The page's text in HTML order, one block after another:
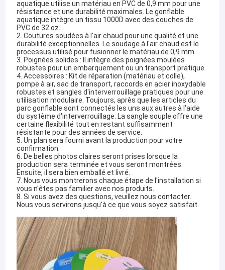
aquatique utilise un matériau en PVC de 0,9 mm pour une
résistance et une durabilité maximales. Le gonflable
aquatique intègre un tissu 1000D avec des couches de
PVC de 32 oz.
2. Coutures soudées à l'air chaud pour une qualité et une
durabilité exceptionnelles. Le soudage à l'air chaud est le
processus utilisé pour fusionner le matériau de 0,9 mm.
3. Poignées solides : Il intègre des poignées moulées
robustes pour un embarquement ou un transport pratique.
4. Accessoires : Kit de réparation (matériau et colle),
pompe à air, sac de transport, raccords en acier inoxydable
robustes et sangles d'interverrouillage pratiques pour une
utilisation modulaire. Toujours, après que les articles du
parc gonflable sont connectés les uns aux autres à l'aide
du système d'interverrouillage. La sangle souple offre une
certaine flexibilité tout en restant suffisamment
résistante pour des années de service.
5. Un plan sera fourni avant la production pour votre
confirmation.
6. De belles photos claires seront prises lorsque la
production sera terminée et vous seront montrées.
Ensuite, il sera bien emballé et livré.
7. Nous vous montrerons chaque étape de l'installation si
vous n'êtes pas familier avec nos produits.
8. Si vous avez des questions, veuillez nous contacter.
Nous vous servirons jusqu'à ce que vous soyez satisfait.